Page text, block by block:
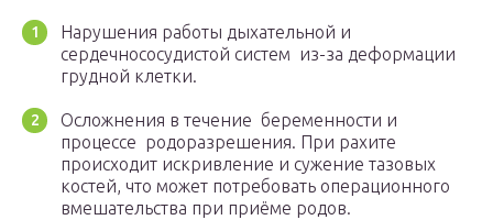
Нарушения работы дыхательной и
сердечнососудистой систем из-за деформации
грудной клетки.
Осложнения в течение беременности и
процессе родоразрешения. При рахите
происходит искривление и сужение тазовых
костей, что может потребовать операционного
вмешательства при приёме родов.